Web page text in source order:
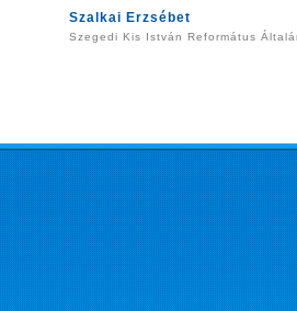
Szalkai Erzsébet
Szegedi Kis István Református